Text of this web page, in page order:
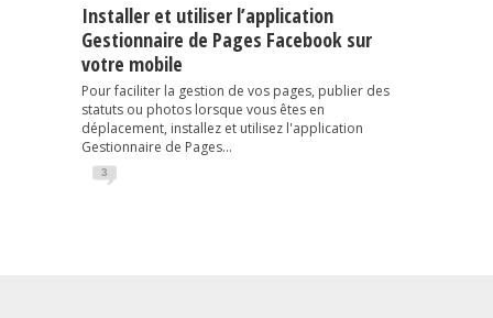
Installer et utiliser l’application
Gestionnaire de Pages Facebook sur
votre mobile
Pour faciliter la gestion de vos pages, publier des
statuts ou photos lorsque vous êtes en
déplacement, installez et utilisez l'application
Gestionnaire de Pages...
3